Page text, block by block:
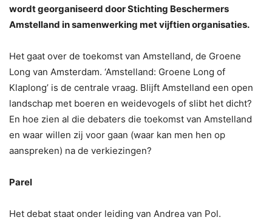
wordt georganiseerd door Stichting Beschermers
Amstelland in samenwerking met vijftien organisaties.
Het gaat over de toekomst van Amstelland, de Groene
Long van Amsterdam. ‘Amstelland: Groene Long of
Klaplong’ is de centrale vraag. Blijft Amstelland een open
landschap met boeren en weidevogels of slibt het dicht?
En hoe zien al die debaters die toekomst van Amstelland
en waar willen zij voor gaan (waar kan men hen op
aanspreken) na de verkiezingen?
Parel
Het debat staat onder leiding van Andrea van Pol.